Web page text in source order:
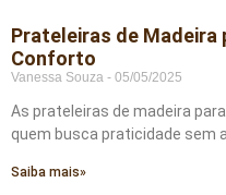
Prateleiras de Madeira
Conforto
Vanessa Souza 05/05/2025
As prateleiras de madeira
quem busca praticidade sem
Saiba mais»